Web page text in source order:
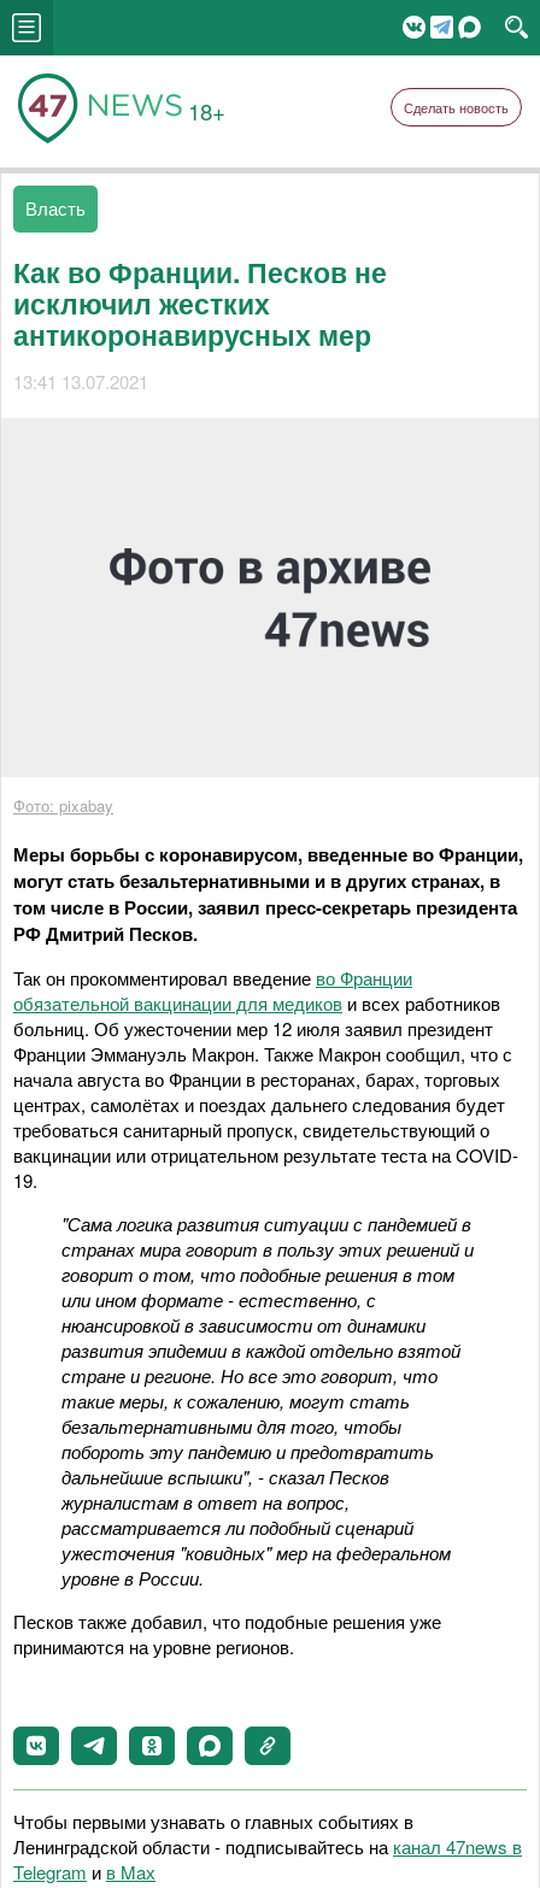
18+ Сделать новость
Власть
Как во Франции. Песков не
исключил жестких
антикоронавирусных мер
13:41 13.07.2021
Фото: pixabay
Меры борьбы с коронавирусом, введенные во Франции,
могут стать безальтернативными и в других странах, в
том числе в России, заявил пресс-секретарь президента
РФ Дмитрий Песков.
Так он прокомментировал введение во Франции
обязательной вакцинации для медиков и всех работников
больниц. Об ужесточении мер 12 июля заявил президент
Франции Эммануэль Макрон. Также Макрон сообщил, что с
начала августа во Франции в ресторанах, барах, торговых
центрах, самолётах и поездах дальнего следования будет
требоваться санитарный пропуск, свидетельствующий о
вакцинации или отрицательном результате теста на COVID-
19.
"Сама логика развития ситуации с пандемией в
странах мира говорит в пользу этих решений и
говорит о том, что подобные решения в том
или ином формате - естественно, с
нюансировкой в зависимости от динамики
развития эпидемии в каждой отдельно взятой
стране и регионе. Но все это говорит, что
такие меры, к сожалению, могут стать
безальтернативными для того, чтобы
побороть эту пандемию и предотвратить
дальнейшие вспышки", - сказал Песков
журналистам в ответ на вопрос,
рассматривается ли подобный сценарий
ужесточения "ковидных" мер на федеральном
уровне в России.
Песков также добавил, что подобные решения уже
принимаются на уровне регионов.
Чтобы первыми узнавать о главных событиях в
Ленинградской области - подписывайтесь на канал 47news в
Telegram и в Maх